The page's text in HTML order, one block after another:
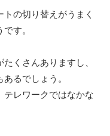
の切り替えがうまく
す。
くさんありますし、
るでしょう。
レワークではなかな